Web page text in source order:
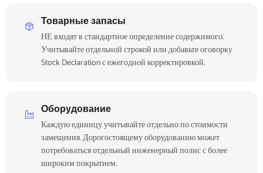
Товарные запасы
НЕ входят в стандартное определение содержимого.
Учитывайте отдельной строкой или добавьте оговорку
Stock Declaration с ежегодной корректировкой.
Оборудование
Каждую единицу учитывайте отдельно по стоимости
замещения. Дорогостоящему оборудованию может
потребоваться отдельный инженерный полис с более
широким покрытием.